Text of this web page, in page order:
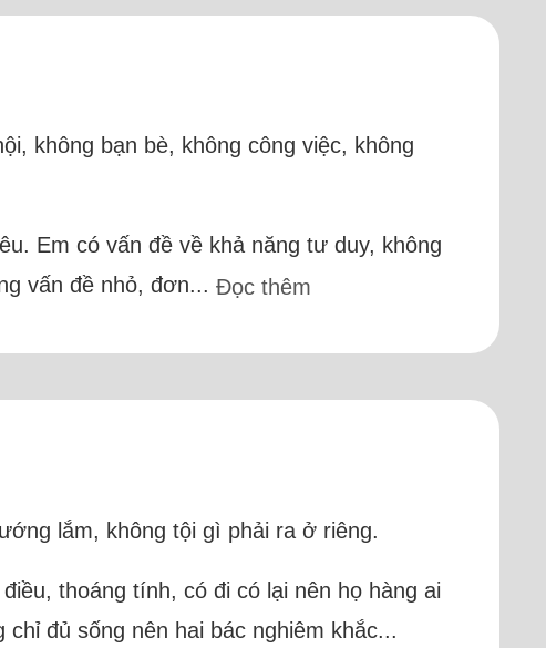
không bạn bè, không công việc, không
Em có vấn đề về khả năng tư duy, không
vấn đề nhỏ, đơn... Đọc thêm
lắm, không tội gì phải ra ở riêng.
thoáng tính, có đi có lại nên họ hàng ai
đủ sống nên hai bác nghiêm khắc...